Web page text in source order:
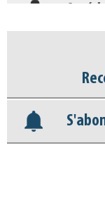
Base
Nos